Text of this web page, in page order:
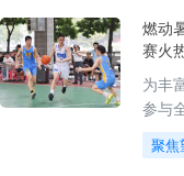
望牛
修学
身感
燃动
赛火
为丰
参与
2026
式开
聚焦